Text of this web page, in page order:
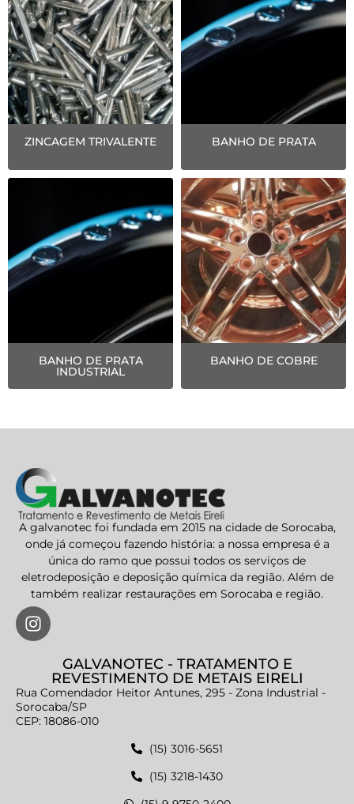
ZINCAGEM TRIVALENTE BANHO DE PRATA
BANHO DE PRATA
INDUSTRIAL
BANHO DE COBRE
A galvanotec foi fundada em 2015 na cidade de Sorocaba,
onde já começou fazendo história: a nossa empresa é a
única do ramo que possui todos os serviços de
eletrodeposição e deposição química da região. Além de
também realizar restaurações em Sorocaba e região.
GALVANOTEC - TRATAMENTO E
REVESTIMENTO DE METAIS EIRELI
Rua Comendador Heitor Antunes, 295 - Zona Industrial -
Sorocaba/SP
CEP: 18086-010
(15) 3016-5651
(15) 3218-1430